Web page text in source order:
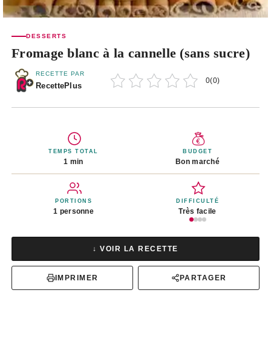
DESSERTS
Fromage blanc à la cannelle (sans sucre)
RECETTE PAR
RecettePlus
0(0)
TEMPS TOTAL
1 min
BUDGET
Bon marché
PORTIONS
1 personne
DIFFICULTÉ
Très facile
↓ VOIR LA RECETTE
IMPRIMER PARTAGER